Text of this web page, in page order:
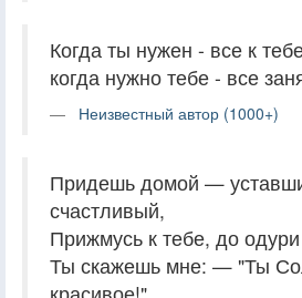
Когда ты нужен - все к
когда нужно тебе - все
Неизвестный автор (1000+)
Придешь домой —
счастливый,
Прижмусь к тебе, до
Ты скажешь мне: — "Ты